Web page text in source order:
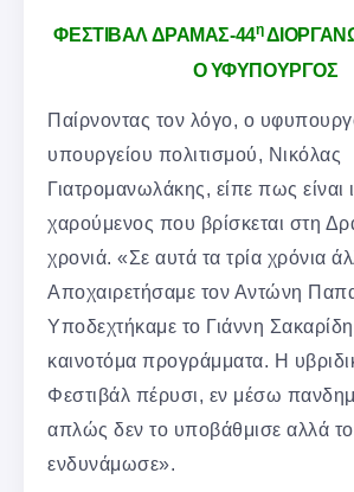
ΦΕΣΤΙΒΑΛ ΔΡΑΜΑΣ-44η
Ο ΥΦΥΠΟΥΡΓΟΣ
Παίρνοντας τον λόγο, ο
υπουργείου πολιτισμού, Νικόλας
Γιατρομανωλάκης, είπε πως είναι
χαρούμενος που βρίσκεται στη
χρονιά. «Σε αυτά τα τρία χρόνια
Αποχαιρετήσαμε τον Αντώνη
Υποδεχτήκαμε το Γιάννη
καινοτόμα προγράμματα. Η
Φεστιβάλ πέρυσι, εν μέσω
απλώς δεν το υποβάθμισε αλλά το
ενδυνάμωσε».